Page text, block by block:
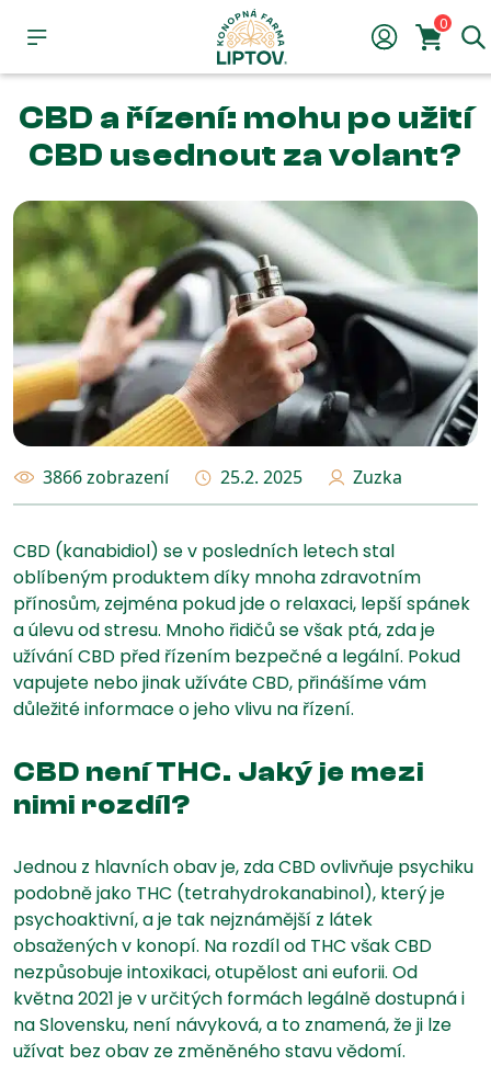
0
CBD a řízení: mohu po užití
CBD usednout za volant?
3866 zobrazení 25.2. 2025 Zuzka
CBD (kanabidiol) se v posledních letech stal
oblíbeným produktem díky mnoha zdravotním
přínosům, zejména pokud jde o relaxaci, lepší spánek
a úlevu od stresu. Mnoho řidičů se však ptá, zda je
užívání CBD před řízením bezpečné a legální. Pokud
vapujete nebo jinak užíváte CBD, přinášíme vám
důležité informace o jeho vlivu na řízení.
CBD není THC. Jaký je mezi
nimi rozdíl?
Jednou z hlavních obav je, zda CBD ovlivňuje psychiku
podobně jako THC (tetrahydrokanabinol), který je
psychoaktivní, a je tak nejznámější z látek
obsažených v konopí. Na rozdíl od THC však CBD
nezpůsobuje intoxikaci, otupělost ani euforii. Od
května 2021 je v určitých formách legálně dostupná i
na Slovensku, není návyková, a to znamená, že ji lze
užívat bez obav ze změněného stavu vědomí.